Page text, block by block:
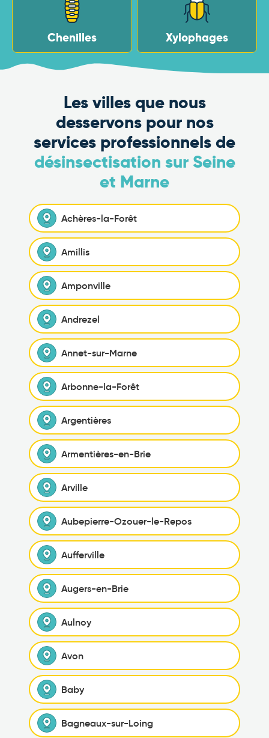
Chenilles Xylophages
Les villes que nous
desservons pour nos
services professionnels de
désinsectisation sur Seine
et Marne
Achères-la-Forêt
Amillis
Amponville
Andrezel
Annet-sur-Marne
Arbonne-la-Forêt
Argentières
Armentières-en-Brie
Arville
Aubepierre-Ozouer-le-Repos
Aufferville
Augers-en-Brie
Aulnoy
Avon
Baby
Bagneaux-sur-Loing